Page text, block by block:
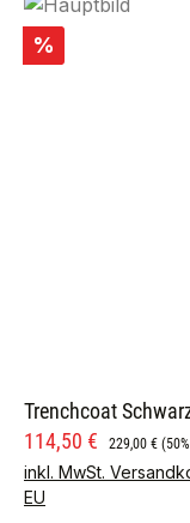
Rabatt
%
Trenchcoat
Verkaufspreis:
114,50 € Regulärer
229,00 €
inkl. MwSt.
EU